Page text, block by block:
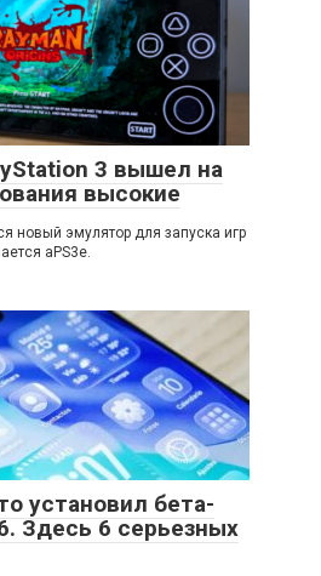
3 вышел на
высокие
новый эмулятор для запуска игр
aPS3e.
установил бета-
Здесь 6 серьезных